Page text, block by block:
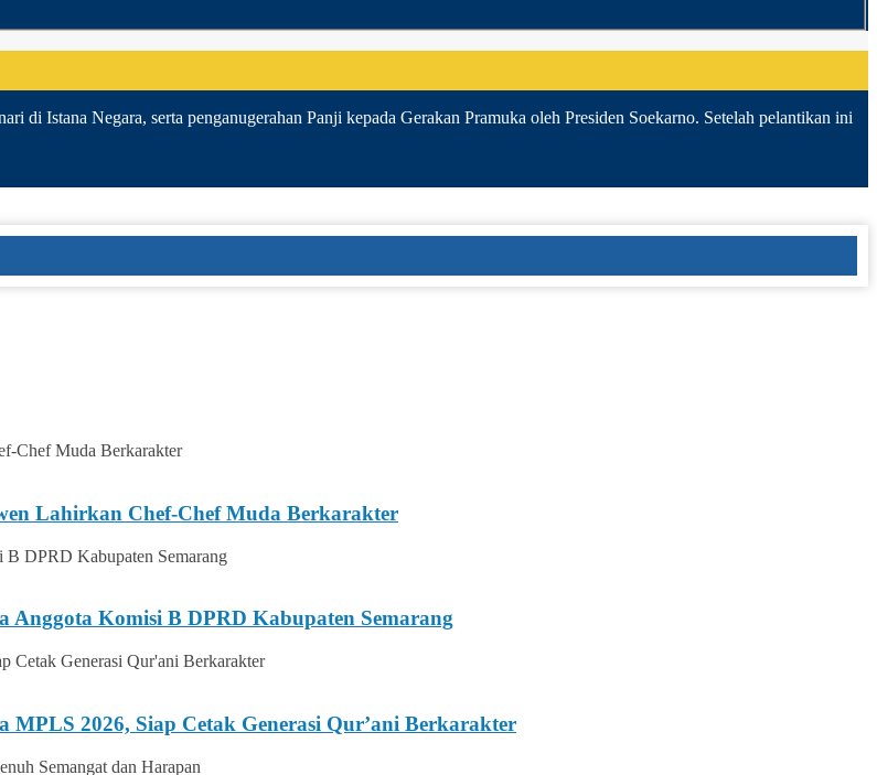
di Istana Negara, serta penganugerahan Panji kepada Gerakan Pramuka oleh Presiden Soekarno. Setelah pelantikan ini
Lahirkan Chef-Chef Muda Berkarakter
Komisi B DPRD Kabupaten Semarang
2026, Siap Cetak Generasi Qur’ani Berkarakter